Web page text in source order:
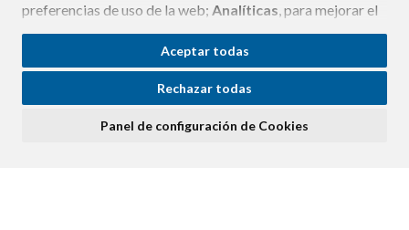
preferencias de uso de la web; Analíticas, para mejorar el
funcionamiento de la web y sus servicios.
Si acepta pulsando el botón“Aceptar todas”
consideramos que acepta su uso. Si pulsa el botón
ninguna acción, se guardarán las cookies técnicas
Aceptar todas
Rechazar todas
Panel de configuración de Cookies